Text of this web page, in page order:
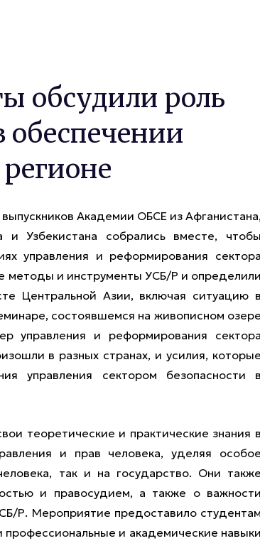
обсудили роль
обеспечении
Академии ОБСЕ из Афганистана,
и Узбекистана собрались вместе, чтобы
управления и реформирования сектора
методы и инструменты УСБ/Р и определили
Центральной Азии, включая ситуацию в
состоявшемся на живописном озере
управления и реформирования сектора
в разных странах, и усилия, которые
управления сектором безопасности в
теоретические и практические знания в
и прав человека, уделяя особое
так и на государство. Они также
и правосудием, а также о важности
Р. Мероприятие предоставило студентам
и академические навыки